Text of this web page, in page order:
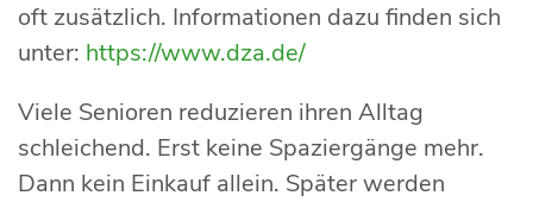
oft zusätzlich. Informationen dazu finden sich
unter: https://www.dza.de/
Viele Senioren reduzieren ihren Alltag
schleichend. Erst keine Spaziergänge mehr.
Dann kein Einkauf allein. Später werden